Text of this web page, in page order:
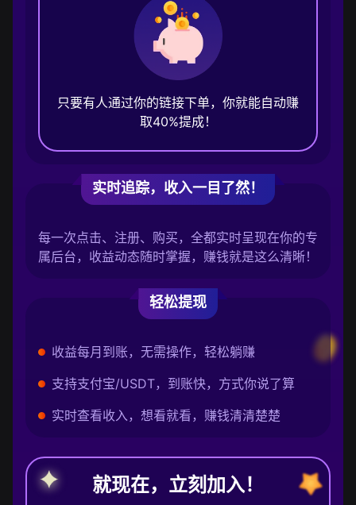
只要有人通过你的链接下单，你就能自动赚
取40%提成！
实时追踪，收入一目了然！
每一次点击、注册、购买，全都实时呈现在你的专
属后台，收益动态随时掌握，赚钱就是这么清晰！
轻松提现
收益每月到账，无需操作，轻松躺赚
支持支付宝/USDT，到账快，方式你说了算
实时查看收入，想看就看，赚钱清清楚楚
就现在，立刻加入！